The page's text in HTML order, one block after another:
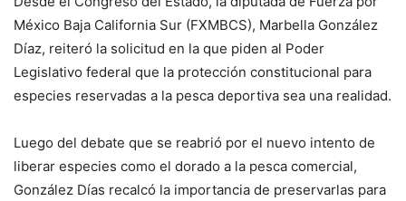
México Baja California Sur (FXMBCS), Marbella González
Díaz, reiteró la solicitud en la que piden al Poder
Legislativo federal que la protección constitucional para
especies reservadas a la pesca deportiva sea una realidad.
Luego del debate que se reabrió por el nuevo intento de
liberar especies como el dorado a la pesca comercial,
González Días recalcó la importancia de preservarlas para